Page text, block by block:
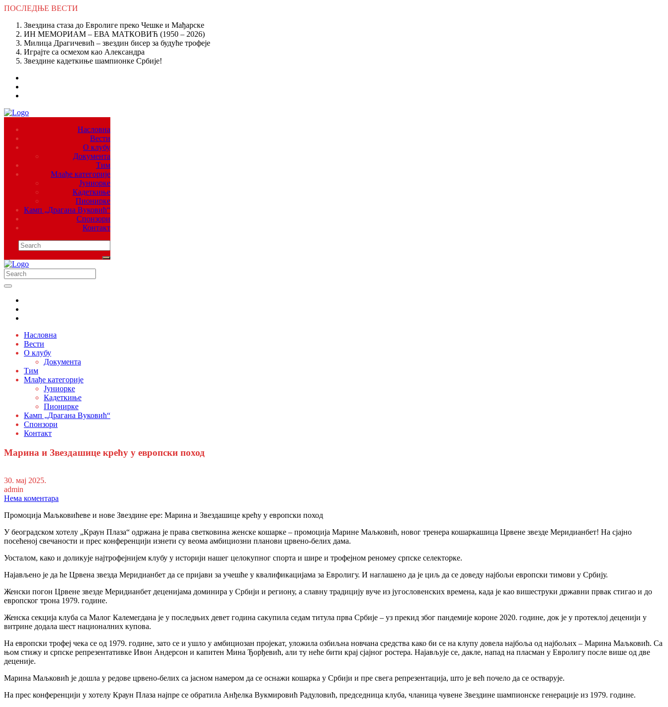
ПОСЛЕДЊЕ ВЕСТИ
Звездина стаза до Евролиге преко Чешке и Мађарске
ИН МЕМОРИАМ – ЕВА МАТКОВИЋ (1950 – 2026)
Милица Драгичевић – звездин бисер за будуће трофеје
Играјте са осмехом као Александра
Звездине кадеткиње шампионке Србије!
Насловна
Вести
О клубу
Документа
Тим
Млађе категорије
Јуниорке
Кадеткиње
Пионирке
Камп „Драгана Вуковић“
Спонзори
Контакт
Насловна
Вести
О клубу
Документа
Тим
Млађе категорије
Јуниорке
Кадеткиње
Пионирке
Камп „Драгана Вуковић“
Спонзори
Контакт
Марина и Звездашице крећу у европски поход
30. мај 2025.
admin
Нема коментара
Промоција Маљковићеве и нове Звездине ере: Марина и Звездашице крећу у европски поход
У београдском хотелу „Краун Плаза“ одржана је права светковина женске кошарке – промоција Марине Маљковић, новог тренера кошаркашица Црвене звезде Меридианбет! На сјајно
посећеној свечаности и прес конференцији изнети су веома амбициозни планови црвено-белих дама.
Уосталом, како и доликује најтрофејнијем клубу у историји нашег целокупног спорта и шире и трофејном реномеу српске селекторке.
Најављено је да ће Црвена звезда Меридианбет да се пријави за учешће у квалификацијама за Евролигу. И наглашено да је циљ да се доведу најбољи европски тимови у Србију.
Женски погон Црвене звезде Меридианбет деценијама доминира у Србији и региону, а славну традицију вуче из југословенских времена, када је као вишеструки државни првак стигао и до
европског трона 1979. године.
Женска секција клуба са Малог Калемегдана је у последњих девет година сакупила седам титула прва Србије – уз прекид због пандемије короне 2020. године, док је у протеклој деценији у
витрине додала шест националних купова.
На европски трофеј чека се од 1979. године, зато се и ушло у амбициозан пројекат, уложила озбиљна новчана средства како би се на клупу довела најбоља од најбољих – Марина Маљковић. Са
њом стижу и српске репрезентативке Ивон Андерсон и капитен Мина Ђорђевић, али ту неће бити крај сјајног ростера. Најављује се, дакле, напад на пласман у Евролигу после више од две
деценије.
Марина Маљковић је дошла у редове црвено-белих са јасном намером да се оснажи кошарка у Србији и пре свега репрезентација, што је већ почело да се остварује.
На прес конференцији у хотелу Краун Плаза најпре се обратила Анђелка Вукмировић Радуловић, председница клуба, чланица чувене Звездине шампионске генерације из 1979. године.